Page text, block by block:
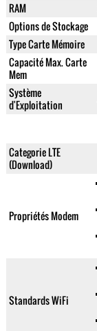
RAM
Options de Stockage
Type Carte Mémoire
Capacité Max. Carte
Mem
Système
d'Exploitation
Categorie LTE
(Download)
Propriétés Modem
Standards WiFi